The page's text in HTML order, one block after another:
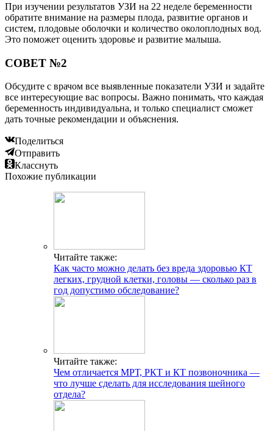
При изучении результатов УЗИ на 22 неделе беременности
обратите внимание на размеры плода, развитие органов и
систем, плодовые оболочки и количество околоплодных вод.
Это поможет оценить здоровье и развитие малыша.
СОВЕТ №2
Обсудите с врачом все выявленные показатели УЗИ и задайте
все интересующие вас вопросы. Важно понимать, что каждая
беременность индивидуальна, и только специалист сможет
дать точные рекомендации и объяснения.
Поделиться
Отправить
Класснуть
Похожие публикации
Читайте также:
Как часто можно делать без вреда здоровью КТ
легких, грудной клетки, головы — сколько раз в
год допустимо обследование?
Читайте также:
Чем отличается МРТ, РКТ и КТ позвоночника —
что лучше сделать для исследования шейного
отдела?